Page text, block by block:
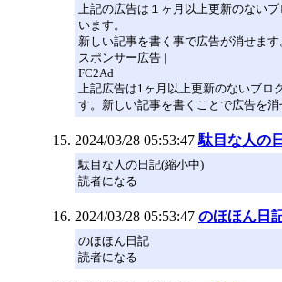
上記の広告は１ヶ月以上更新のない
います。
新しい記事を書く事で広告が消せます
スポンサー広告 |
FC2Ad
上記広告は1ヶ月以上更新のないブロ
す。新しい記事を書くことで広告を消
2024/03/28 05:53:47 駄目な人の
駄目な人の日記(縮小中)
読者になる
2024/03/28 05:53:47 のほほん日
のほほん日記
読者になる